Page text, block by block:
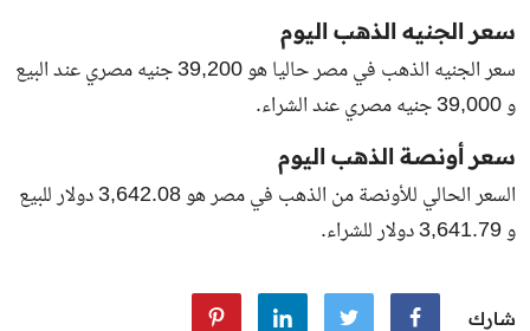
سعر الجنيه الذهب اليوم
سعر الجنيه الذهب في مصر حاليا هو 39,200 جنيه مصري عند البيع
و 39,000 جنيه مصري عند الشراء.
سعر أونصة الذهب اليوم
السعر الحالي للأونصة من الذهب في مصر هو 3,642.08 دولار للبيع
و 3,641.79 دولار للشراء.
شارك